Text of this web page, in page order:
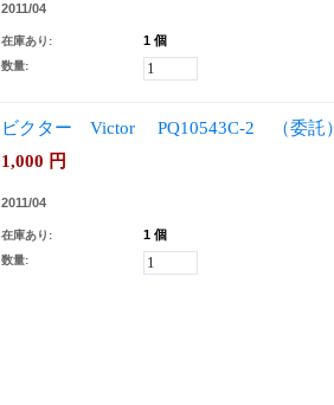
2011/04
在庫あり: 1 個
数量:
ビクター Victor PQ10543C-2 （委託）
1,000 円
2011/04
在庫あり: 1 個
数量: